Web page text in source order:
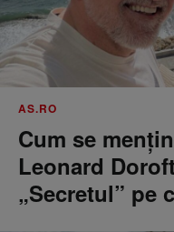
AS.RO
Cum se
Leonard
„Secretul” pe